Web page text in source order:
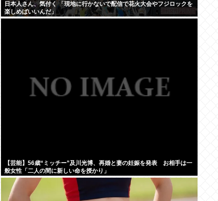
日本人さん、気付く 「現地に行かないで配信で花火大会やフジロックを
楽しめばいいんだ」
【芸能】56歳“ミッチー”及川光博、再婚と妻の妊娠を発表 お相手は一
般女性「二人の間に新しい命を授かり」